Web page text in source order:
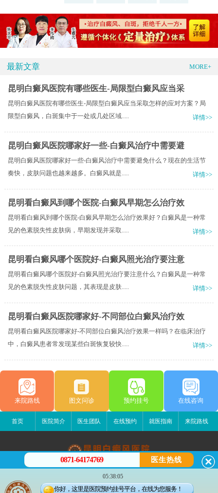
最新文章 MORE+
昆明白癜风医院有哪些医生-局限型白癜风应当采
昆明白癜风医院有哪些医生-局限型白癜风应当采取怎样的应对方案？局
限型白癜风，白斑集中于一处或几处区域.....
详情>>
昆明白癜风医院哪家好一些-白癜风治疗中需要避
昆明白癜风医院哪家好一些-白癜风治疗中需要避免什么？现在的生活节
奏快，皮肤问题也越来越多。白癜风就是.....
详情>>
昆明看白癜风到哪个医院-白癜风早期怎么治疗效
昆明看白癜风到哪个医院-白癜风早期怎么治疗效果好？白癜风是一种常
见的色素脱失性皮肤病，早期发现并采取.....
详情>>
昆明看白癜风哪个医院好-白癜风照光治疗要注意
昆明看白癜风哪个医院好-白癜风照光治疗要注意什么？白癜风是一种常
见的色素脱失性皮肤问题，其表现是皮肤.....
详情>>
昆明看白癜风医院哪家好-不同部位白癜风治疗效
昆明看白癜风医院哪家好-不同部位白癜风治疗效果一样吗？在临床治疗
中，白癜风患者常发现某些白斑恢复较快.....
详情>>
来院路线 图文问诊 预约挂号 在线咨询
首页 医院简介 医生团队 在线预约 就医指南 来院路线
昆明白癜风医院
昆明市五华区护国路2号
版权所有：昆明白癜风医院
0871-64174769 医生热线
05:38:05
你好，这里是医院预约挂号平台，在线为您服务！